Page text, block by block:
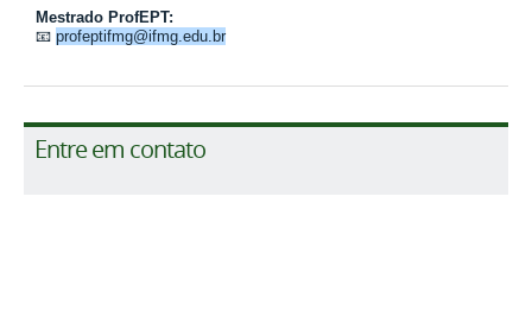
Mestrado ProfEPT:
📧 profeptifmg@ifmg.edu.br
Entre em contato